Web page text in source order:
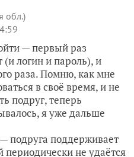
обл.)
— первый раз
(и логин и пароль), и
раза. Помню, как мне
в своё время, и не
подруг, теперь
я уже дальше
подруга поддерживает
периодически не удаётся